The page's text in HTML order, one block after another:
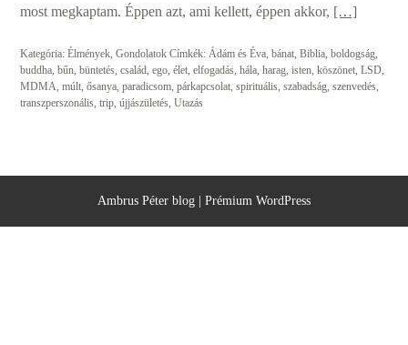
most megkaptam. Éppen azt, ami kellett, éppen akkor, […]
Kategória:Élmények,Gondolatok Címkék:Ádám és Éva,bánat,Biblia,boldogság,
buddha,bűn,büntetés,család,ego,élet,elfogadás,hála,harag,isten,köszönet,LSD,
MDMA,múlt,ősanya,paradicsom,párkapcsolat,spirituális,szabadság,szenvedés,
transzperszonális,trip,újjászületés,Utazás
Ambrus Péter blog Prémium WordPress